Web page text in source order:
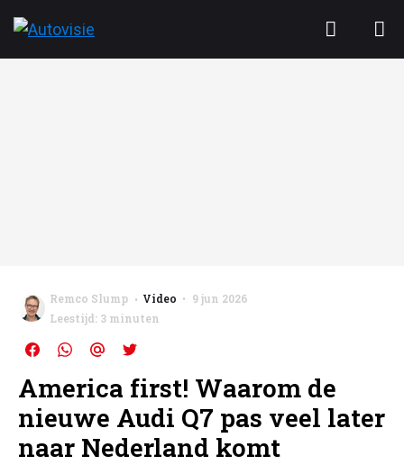
Remco Slump Video
9 jun 2026
Leestijd: 3 minuten
America first! Waarom de
nieuwe Audi Q7 pas veel later
naar Nederland komt